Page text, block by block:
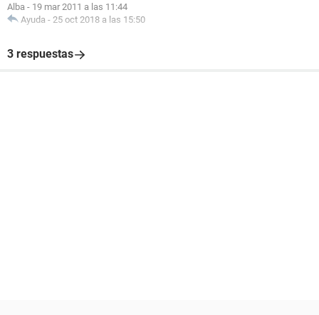
Alba - 19 mar 2011 a las 11:44
Ayuda - 25 oct 2018 a las 15:50
3 respuestas